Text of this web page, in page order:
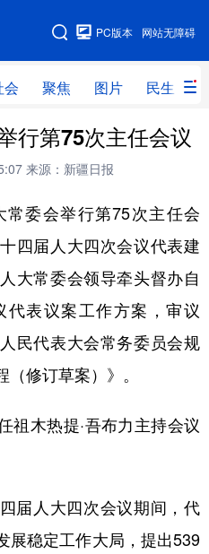
网站无障碍
PC版本
会 聚焦 图片 民生
地图
社会 聚焦
访谈
服务 援疆
云看书画 光影新疆
廉政频道 新华视角看新疆
上海 江苏
湖北 湖南
海南 重庆
行第75次主任会议
来源：新疆日报
委会举行第75次主任会
四届人大四次会议代表建
大常委会领导牵头督办自
表议案工作方案，审议
民代表大会常务委员会规
修订草案）》。
木热提·吾布力主持会议
人大四次会议期间，代
展稳定工作大局，提出539